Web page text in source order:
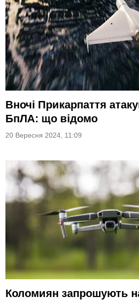
Вночі Прикарпаття
БпЛА: що відомо
20 Вересня 2024, 11:09
Коломиян запрошують